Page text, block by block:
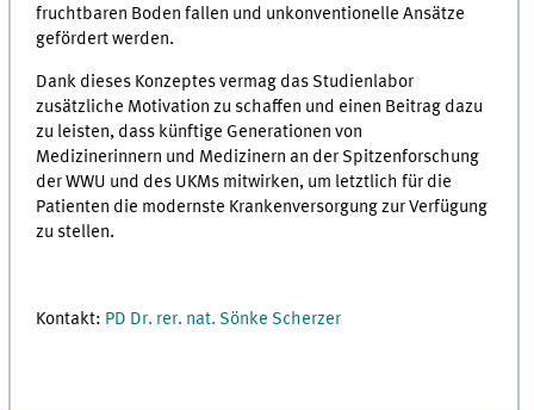
fruchtbaren Boden fallen und unkonventionelle Ansätze
gefördert werden.
Dank dieses Konzeptes vermag das Studienlabor
zusätzliche Motivation zu schaffen und einen Beitrag dazu
zu leisten, dass künftige Generationen von
Medizinerinnern und Medizinern an der Spitzenforschung
der WWU und des UKMs mitwirken, um letztlich für die
Patienten die modernste Krankenversorgung zur Verfügung
zu stellen.
Kontakt: PD Dr. rer. nat. Sönke Scherzer